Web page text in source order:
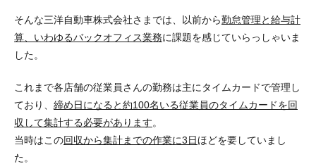
そんな三洋自動車株式会社さまでは、以前から勤怠管理と給与計
算、いわゆるバックオフィス業務に課題を感じていらっしゃいま
した。
これまで各店舗の従業員さんの勤務は主にタイムカードで管理し
ており、 締め日になると約100名いる従業員のタイムカードを回
収して集計する必要があります。
当時はこの回収から集計までの作業に3日ほどを要していまし
た。